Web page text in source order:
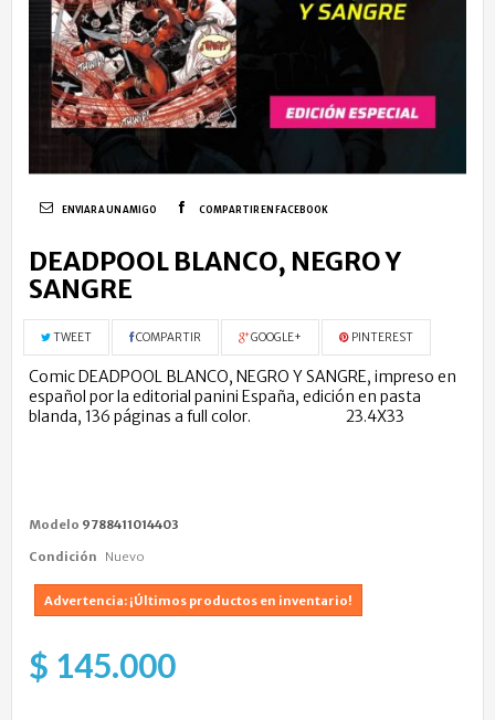
ENVIAR A UN AMIGO COMPARTIR EN FACEBOOK
DEADPOOL BLANCO, NEGRO Y
SANGRE
TWEET COMPARTIR GOOGLE+ PINTEREST
Comic DEADPOOL BLANCO, NEGRO Y SANGRE, impreso en
español por la editorial panini España, edición en pasta
blanda, 136 páginas a full color.
23.4X33
Modelo 9788411014403
Condición Nuevo
Advertencia: ¡Últimos productos en inventario!
$ 145.000